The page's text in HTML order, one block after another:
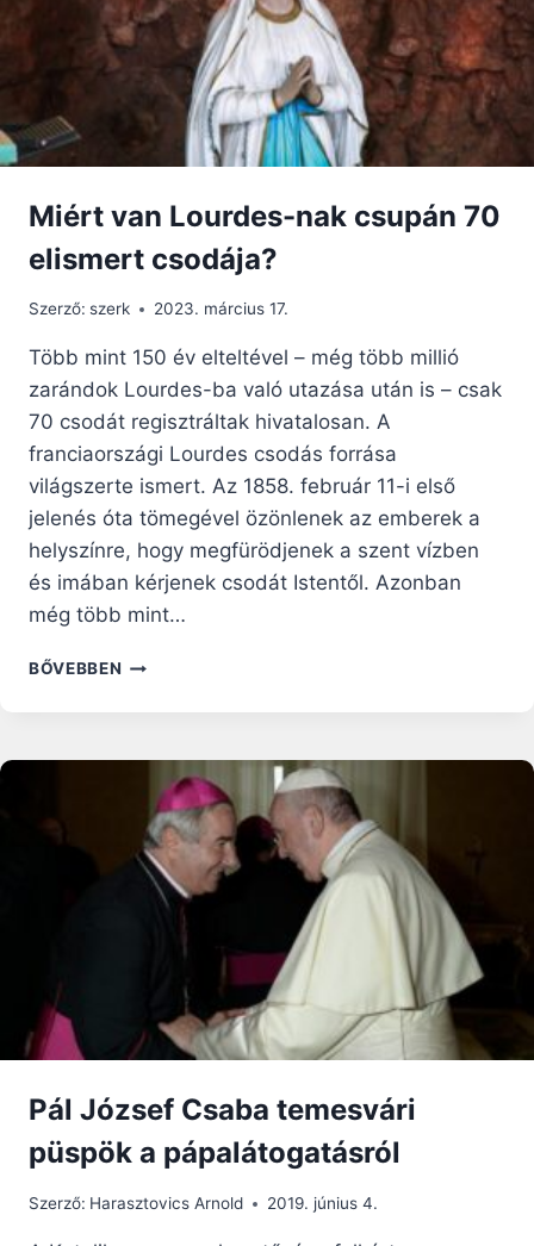
Miért van Lourdes-nak csupán 70
elismert csodája?
Szerző: szerk 2023. március 17.
Több mint 150 év elteltével – még több millió
zarándok Lourdes-ba való utazása után is – csak
70 csodát regisztráltak hivatalosan. A
franciaországi Lourdes csodás forrása
világszerte ismert. Az 1858. február 11-i első
jelenés óta tömegével özönlenek az emberek a
helyszínre, hogy megfürödjenek a szent vízben
és imában kérjenek csodát Istentől. Azonban
még több mint…
BŐVEBBEN MIÉRT
CSUPÁN
ELISMERT
CSODÁJA?
Pál József Csaba temesvári
püspök a pápalátogatásról
Szerző: Harasztovics Arnold 2019. június 4.